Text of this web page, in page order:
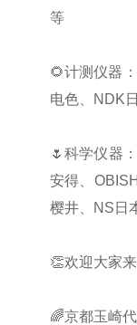
等
🌻计测仪器
电色、NDK
🌷科学仪器
安得、
樱井、NS日
👏欢迎大家
🌈京都玉崎